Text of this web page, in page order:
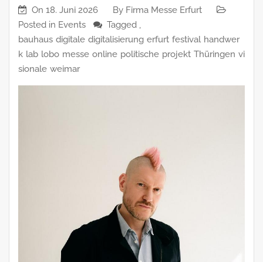
On 18. Juni 2026 By Firma Messe Erfurt
Posted in Events
Tagged ,
bauhaus digitale digitalisierung erfurt festival handwer
k lab lobo messe online politische projekt Thüringen vi
sionale weimar